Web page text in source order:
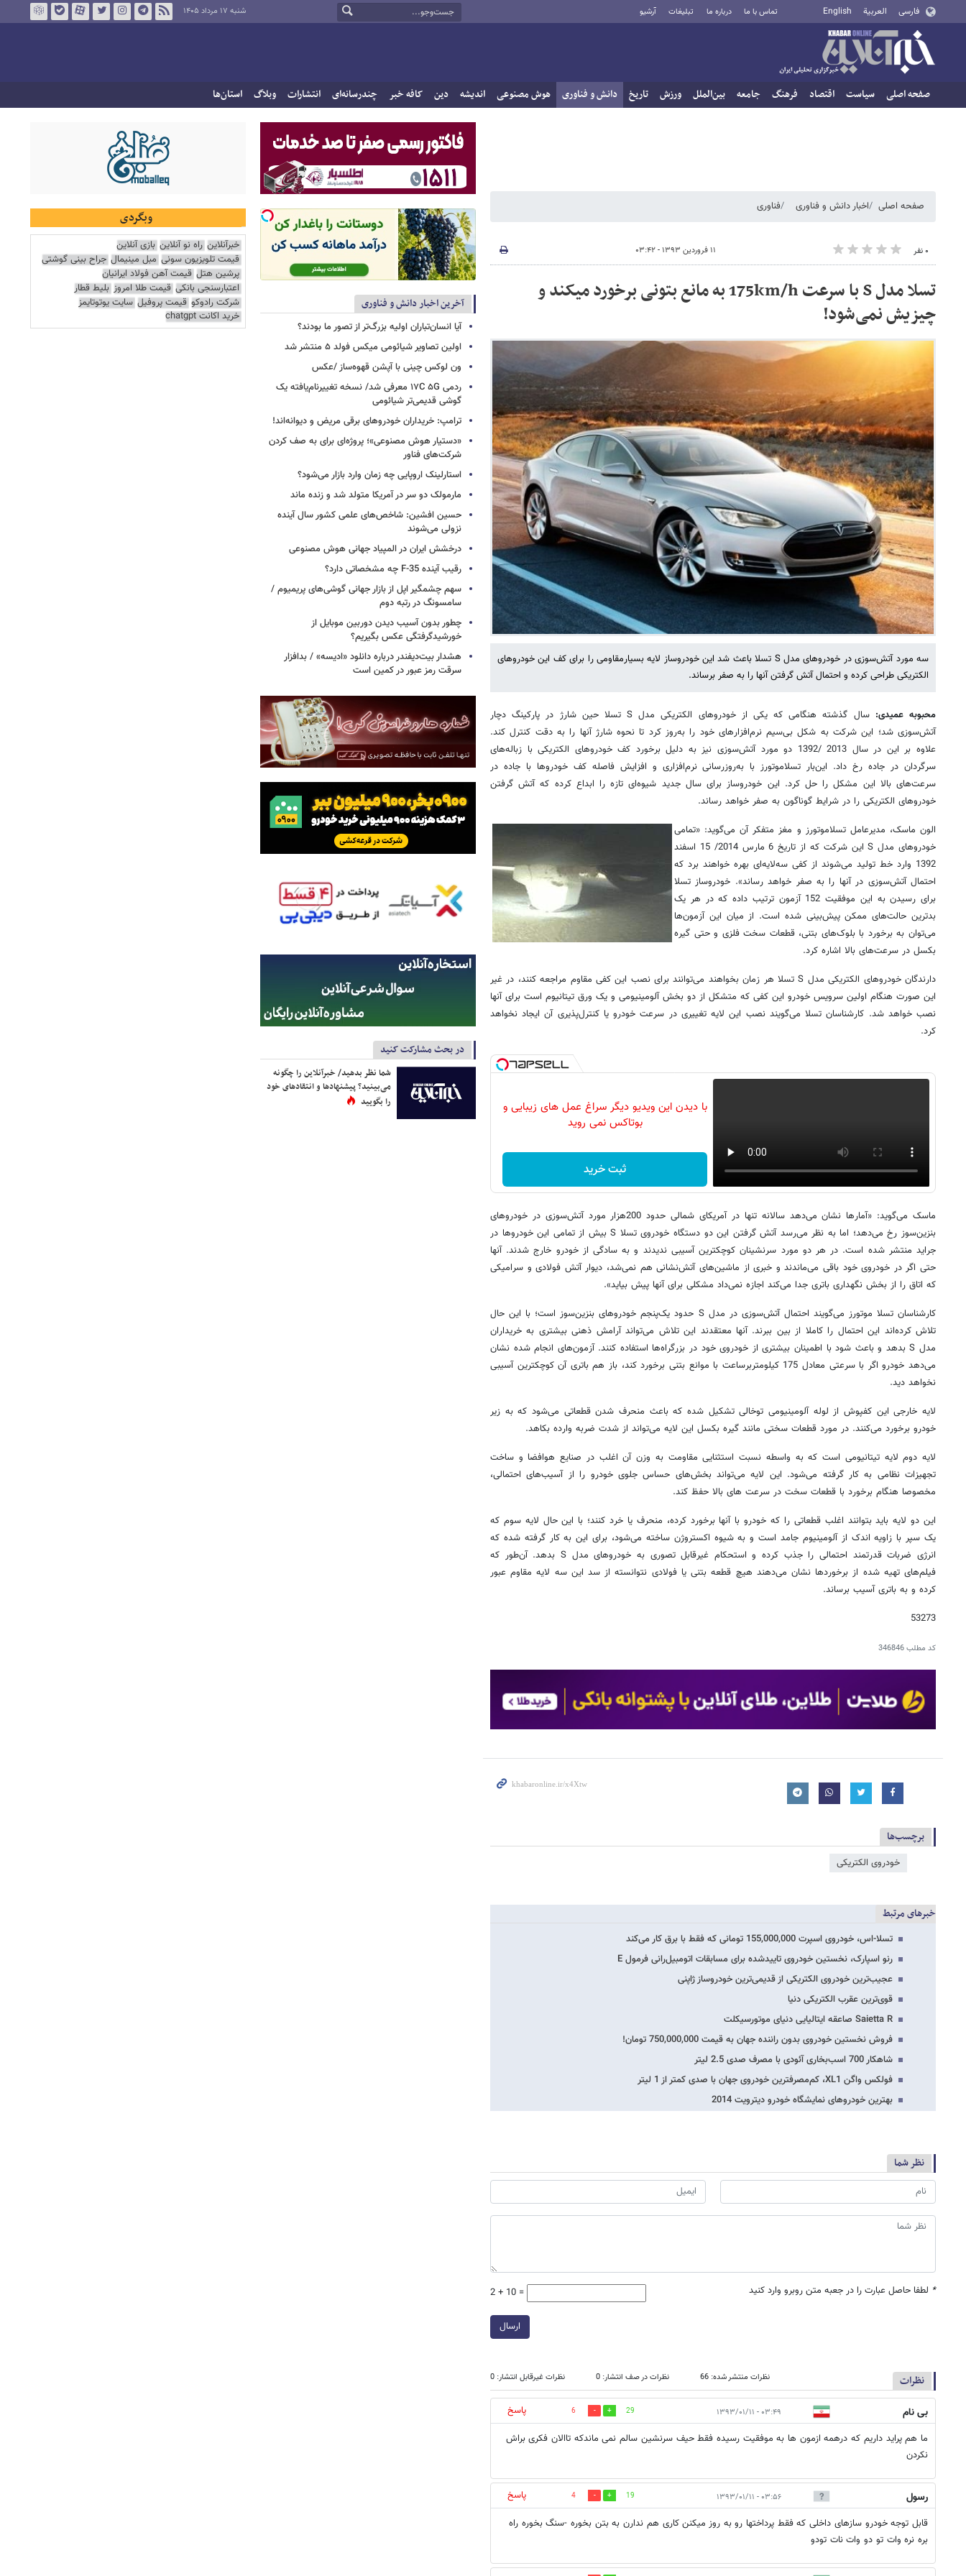
فارسی العربية English تماس با ما درباره ما تبلیغات آرشیو شنبه ۱۷ مرداد ۱۴۰۵
صفحه اصلی سیاست اقتصاد فرهنگ جامعه بین‌الملل ورزش تاریخ دانش و فناوری هوش مصنوعی اندیشه دین کافه خبر چندرسانه‌ای انتشارات وبلاگ استان‌ها
صفحه اصلی اخبار دانش و فناوری فناوری
۰ نفر ۱۱ فروردین ۱۳۹۳ - ۰۳:۴۲
تسلا مدل S با سرعت 175km/h به مانع بتونی برخورد می‎کند و
چیزیش نمی‌شود!
سه مورد آتش‌‌سوزی در خودروهای مدل S تسلا باعث شد این خودروساز لایه بسیارمقاومی را برای کف این خودروهای
الکتریکی طراحی کرده و احتمال آتش گرفتن آنها را به صفر برساند.
محبوبه عمیدی:
سال گذشته هنگامی که یکی از خودروهای الکتریکی مدل S تسلا حین شارژ در پارکینگ دچار
آتش‌‌‌‌سوزی شد؛ این شرکت به شکل بی‌سیم نرم‌افزارهای خود را به‌روز کرد تا نحوه شارژ آنها را به دقت کنترل کند.
علاوه بر این در سال 2013 /1392 دو مورد آتش‌سوزی نیز به دلیل برخورد کف خودروهای الکتریکی با زباله‌های
سرگردان در جاده رخ داد. این‌بار تسلاموتورز با به‌روزرسانی نرم‌افزاری و افزایش فاصله کف خودروها با جاده در
سرعت‌های بالا این مشکل را حل کرد. این خودروساز برای سال جدید شیوه‌ای تازه را ابداع کرده که آتش گرفتن
خودروهای الکتریکی را در شرایط گوناگون به صفر خواهد رساند.
الون ماسک، مدیرعامل تسلاموتورز و مغز متفکر آن می‌گوید: «تمامی
خودروهای مدل S این شرکت که از تاریخ 6 مارس 2014/ 15 اسفند
1392 وارد خط تولید می‌شوند از کفی سه‌لایه‌ای بهره خواهند برد که
احتمال آتش‌سوزی در آنها را به صفر خواهد رساند». خودروساز تسلا
برای رسیدن به این موفقیت 152 آزمون ترتیب داده که در هر یک
بدترین حالت‌های ممکن پیش‌بینی شده است. از میان این آزمون‌ها
می‌توان به برخورد با بلوک‌های بتنی، قطعات سخت فلزی و حتی گیره
بکسل در سرعت‌های بالا اشاره کرد.
دارندگان خودروهای الکتریکی مدل S تسلا هر زمان بخواهند می‌توانند برای نصب این کفی مقاوم مراجعه کنند، در غیر
این صورت هنگام اولین سرویس خودرو این کفی که متشکل از دو بخش آلومینیومی و یک ورق تیتانیوم است برای آنها
نصب خواهد شد. کارشناسان تسلا می‌گویند نصب این لایه تغییری در سرعت خودرو یا کنترل‌پذیری آن ایجاد نخواهد
کرد.
با دیدن این ویدیو دیگر سراغ عمل های زیبایی و
بوتاکس نمی روید
ثبت خرید
ماسک می‌گوید: «آمارها نشان می‌دهد سالانه تنها در آمریکای شمالی حدود 200هزار مورد آتش‌سوزی در خودروهای
بنزین‌سوز رخ می‌دهد؛ اما به نظر می‌رسد آتش گرفتن این دو دستگاه خودروی تسلا S بیش از تمامی این خودروها در
جراید منتشر شده است. در هر دو مورد سرنشینان کوچکترین آسیبی ندیدند و به سادگی از خودرو خارج شدند. آنها
حتی اگر در خودروی خود باقی می‌ماندند و خبری از ماشین‌های آتش‌نشانی هم نمی‌شد، دیوار آتش فولادی و سرامیکی
که اتاق را از بخش نگهداری باتری جدا می‌کند اجازه نمی‌داد مشکلی برای آنها پیش بیاید».
کارشناسان تسلا موتورز می‌گویند احتمال آتش‌سوزی در مدل S حدود یک‌پنجم خودروهای بنزین‌سوز است؛ با این حال
تلاش کرده‌اند این احتمال را کاملا از بین ببرند. آنها معتقدند این تلاش می‌تواند آرامش ذهنی بیشتری به خریداران
مدل S بدهد و باعث شود با اطمینان بیشتری از خودروی خود در بزرگراه‌ها استفاده کنند. آزمون‌های انجام شده نشان
می‌دهد خودرو اگر با سرعتی معادل 175 کیلومتربرساعت با موانع بتنی برخورد کند، باز هم باتری آن کوچکترین آسیبی
نخواهد دید.
لایه خارجی این کفپوش از لوله آلومینیومی توخالی تشکیل شده که باعث منحرف شدن قطعاتی می‌شود که به زیر
خودرو برخورد می‌کنند. در مورد قطعات سختی مانند گیره بکسل این لایه می‌تواند از شدت ضربه وارده بکاهد.
لایه دوم لایه تیتانیومی است که به واسطه نسبت استثنایی مقاومت به وزن آن اغلب در صنایع هوافضا و ساخت
تجهیزات نظامی به کار گرفته می‌شود. این لایه می‌تواند بخش‌های حساس جلوی خودرو را از آسیب‌های احتمالی،
مخصوصا هنگام برخورد با قطعات سخت در سرعت های بالا حفظ کند.
این دو لایه باید بتوانند اغلب قطعاتی را که خودرو با آنها برخورد کرده، منحرف یا خرد کنند؛ با این حال لایه سوم که
یک سپر با زاویه اندک از آلومینیوم جامد است و به شیوه اکستروژن ساخته می‌شود، برای این به کار گرفته شده که
انرژی ضربات قدرتمند احتمالی را جذب کرده و استحکام غیرقابل تصوری به خودروهای مدل S بدهد. آن‌طور که
فیلم‌های تهیه شده از برخوردها نشان می‌دهند هیچ قطعه بتنی یا فولادی نتوانسته از سد این سه لایه مقاوم عبور
کرده و به باتری آسیب برساند.
53273
کد مطلب346846
برچسب‌ها
خودروی الکتریکی
خبرهای مرتبط
تسلا-اس، خودروی اسپرت 155,000,000 تومانی که فقط با برق کار می‌کند
رنو اسپارک، نخستین خودروی تاییدشده برای مسابقات اتومبیل‌رانی فرمول E
عجیب‌ترین خودروی الکتریکی از قدیمی‌ترین خودروساز ژاپنی
قوی‌ترین عقرب الکتریکی دنیا
Saietta R صاعقه ایتالیایی دنیای موتورسیکلت
فروش نخستین خودروی بدون راننده جهان به قیمت 750,000,000 تومان!
شاهکار 700 اسب‌بخاری آئودی با مصرف صدی 2.5 لیتر
فولکس واگن XL1، کم‌مصرف‎ترین خودروی جهان با صدی کمتر از 1 لیتر
بهترین خودروهای نمایشگاه خودرو دیترویت 2014
نظر شما
* لطفا حاصل عبارت را در جعبه متن روبرو وارد کنید 2 + 10 =
ارسال
نظرات نظرات منتشر شده: 66 نظرات در صف انتشار: 0 نظرات غیرقابل انتشار: 0
بی نام ۰۳:۴۹ - ۱۳۹۳/۰۱/۱۱ 29
6
پاسخ
ما هم پراید داریم که درهمه ازمون ها به موفقیت رسیده فقط حیف سرنشین سالم نمی ماندکه تاالان فکری براش
نکردن
رسول ۰۳:۵۶ - ۱۳۹۳/۰۱/۱۱ 19
4
پاسخ
قابل توجه خودرو سازهای داخلی که فقط پرداختها رو به روز میکنن کاری هم ندارن به بتن بخوره -سنگ بخوره راه
بره نره وات تو دو وات نات تودو
آخرین اخبار دانش و فناوری
آیا انسان‌تباران اولیه بزرگ‌تر از تصور ما بودند؟
اولین تصاویر شیائومی میکس فولد ۵ منتشر شد
ون لوکس چینی با آپشن قهوه‌ساز /عکس
ردمی ۱۷C ۵G معرفی شد/ نسخه تغییرنام‌یافته یک
گوشی قدیمی‌تر شیائومی
ترامپ: خریداران خودروهای برقی مریض و دیوانه‌اند!
«دستیار هوش مصنوعی»؛ پروژه‌ای برای به صف کردن
شرکت‌های فناور
استارلینک اروپایی چه زمان وارد بازار می‌شود؟
مارمولک دو سر در آمریکا متولد شد و زنده ماند
حسین افشین: شاخص‌های علمی کشور سال آینده
نزولی می‌شوند
درخشش ایران در المپیاد جهانی هوش مصنوعی
رقیب آینده F-35 چه مشخصاتی دارد؟
سهم چشمگیر اپل از بازار جهانی گوشی‌های پریمیوم /
سامسونگ در رتبه دوم
چطور بدون آسیب دیدن دوربین موبایل از
خورشیدگرفتگی عکس بگیریم؟
هشدار بیت‌دیفندر درباره دانلود «ادیسه» / بدافزار
سرقت رمز عبور در کمین است
در بحث مشارکت کنید
شما نظر بدهید/ خبرآنلاین را چگونه
می‌بینید؟ پیشنهادها و انتقادهای خود
را بگویید
وبگردی
خبرآنلاین راه نو آنلاین بازی آنلاین
قیمت تلویزیون سونی مبل مینیمال جراح بینی گوشتی
پرشین هتل قیمت آهن فولاد ایرانیان
اعتبارسنجی بانکی قیمت طلا امروز بلیط قطار
شرکت رادوکو قیمت پروفیل سایت یوتوتایمز
خرید اکانت chatgpt